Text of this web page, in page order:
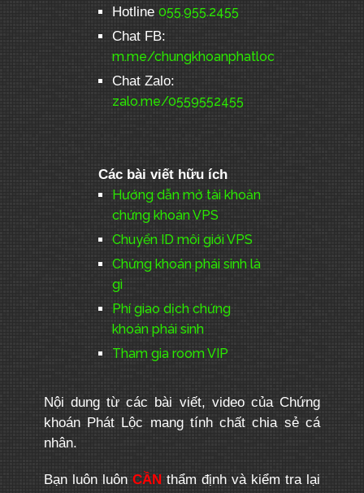
Hotline 055.955.2455
Chat FB:
m.me/chungkhoanphatloc
Chat Zalo:
zalo.me/0559552455
Các bài viết hữu ích
Hướng dẫn mở tài khoản
chứng khoán VPS
Chuyển ID môi giới VPS
Chứng khoán phái sinh là
gì
Phí giao dịch chứng
khoán phái sinh
Tham gia room VIP
Nội dung từ các bài viết, video của Chứng
khoán Phát Lộc mang tính chất chia sẻ cá
nhân.
Bạn luôn luôn CẦNthẩm định và kiểm tra lại